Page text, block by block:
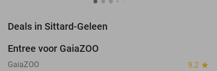
Deals in Sittard-Geleen
Entree voor GaiaZOO
GaiaZOO 9.2 star